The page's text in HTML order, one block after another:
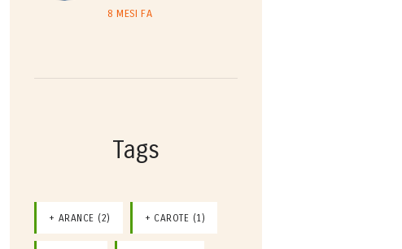
8 MESI FA
Tags
ARANCE (2) CAROTE (1)